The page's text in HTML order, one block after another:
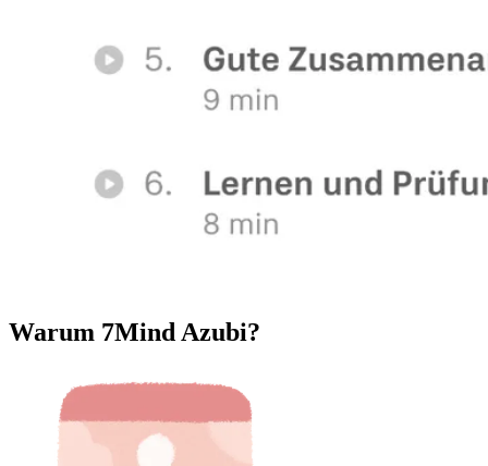
Warum 7Mind Azubi?